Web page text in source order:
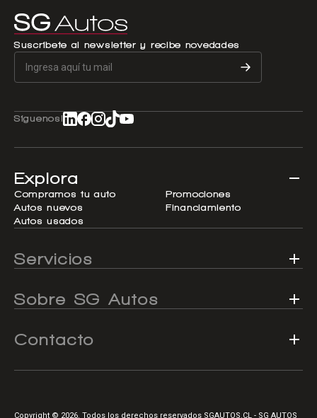
Suscríbete al newsletter y recibe novedades
Síguenos!
Explora
Compramos tu auto
Autos nuevos
Autos usados
Promociones
Financiamiento
Servicios
Sobre SG Autos
Contacto
Copyright © 2026. Todos los derechos reservados SGAUTOS.CL - SG AUTOS